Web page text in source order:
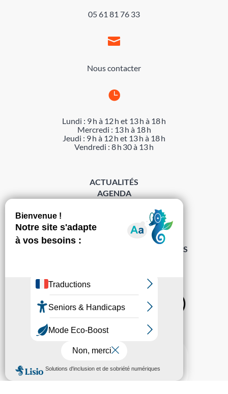
05 61 81 76 33

Nous contacter

Lundi : 9 h à 12 h et 13 h à 18 h
Mercredi : 13 h à 18 h
Jeudi : 9 h à 12 h et 13 h à 18 h
Vendredi : 8 h 30 à 13 h
Sur les réseaux
ACTUALITÉS
AGENDA
MENTIONS LÉGALES
PROTECTION DES DONNÉES
POLITIQUE DE GESTION DES COOKIES